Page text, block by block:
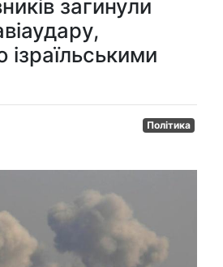
загинули
ізраїльськими
Політика